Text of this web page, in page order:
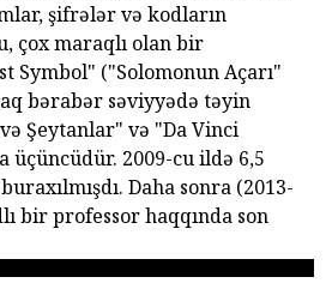
şifrələr və kodların
çox maraqlı olan bir
Symbol" ("Solomonun Açarı"
bərabər səviyyədə təyin
Şeytanlar" və "Da Vinci
üçüncüdür. 2009-cu ildə 6,5
Daha sonra (2013-
bir professor haqqında son